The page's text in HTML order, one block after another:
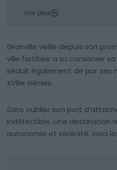
Voir plus
Granville veille depuis son
ville fortifiée a su conserver
séduit également de par ses
XVllle siècles.
Sans oublier son port
indéfectible. Une destination
autonomie et sérénité, voici